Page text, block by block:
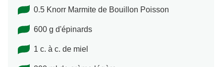
0.5 Knorr Marmite de Bouillon Poisson
600 g d'épinards
1 c. à c. de miel